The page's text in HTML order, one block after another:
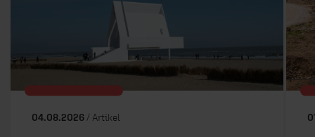
04.08.2026 / Artikel